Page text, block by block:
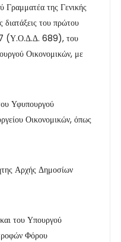
Γραμματέα της Γενικής
του πρώτου
(Υ.Ο.Δ.Δ. 689), του
Οικονομικών, με
Υφυπουργού
Οικονομικών, όπως
Αρχής Δημοσίων
του Υπουργού
Φόρου